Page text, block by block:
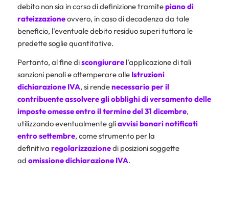
debito non sia in corso di definizione tramitepiano di
rateizzazioneovvero, in caso di decadenza da tale
beneficio, l’eventuale debito residuo superi tuttora le
predette soglie quantitative.
Pertanto, al fine discongiurarel’applicazione di tali
sanzioni penali e ottemperare alle Istruzioni
dichiarazione IVA, si rendenecessario per il
contribuente assolvere gli obblighi di versamento delle
imposte omesse entro il termine del 31 dicembre,
utilizzando eventualmente gliavvisi bonarinotificati
entro settembre, come strumento per la
definitiva regolarizzazionedi posizioni soggette
ad omissione dichiarazione IVA.